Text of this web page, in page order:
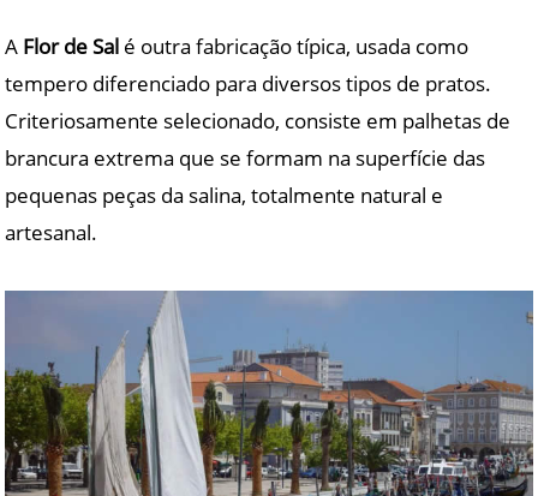
A Flor de Sal é outra fabricação típica, usada como
tempero diferenciado para diversos tipos de pratos.
Criteriosamente selecionado, consiste em palhetas de
brancura extrema que se formam na superfície das
pequenas peças da salina, totalmente natural e
artesanal.